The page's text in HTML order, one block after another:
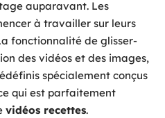
auparavant. Les
à travailler sur leurs
fonctionnalité de glisser-
des vidéos et des images,
spécialement conçus
qui est parfaitement
vidéos recettes.